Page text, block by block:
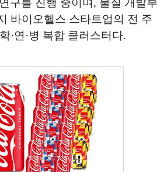
바이오헬스 스타트업의 전 주
·연·병 복합 클러스터다.